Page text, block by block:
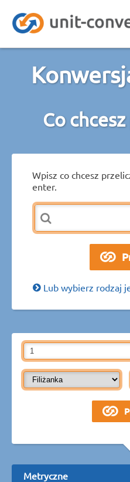
Co
Wpisz co chcesz
enter.
Lub wybierz rodzaj
Metryczne